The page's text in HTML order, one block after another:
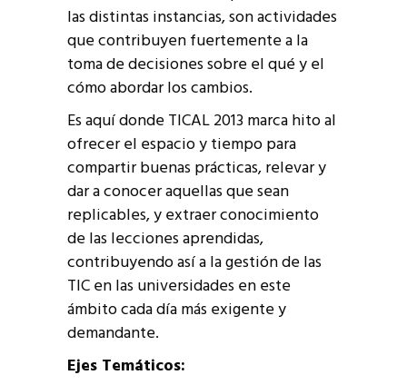
las distintas instancias, son actividades
que contribuyen fuertemente a la
toma de decisiones sobre el qué y el
cómo abordar los cambios.
Es aquí donde TICAL 2013 marca hito al
ofrecer el espacio y tiempo para
compartir buenas prácticas, relevar y
dar a conocer aquellas que sean
replicables, y extraer conocimiento
de las lecciones aprendidas,
contribuyendo así a la gestión de las
TIC en las universidades en este
ámbito cada día más exigente y
demandante.
Ejes Temáticos: